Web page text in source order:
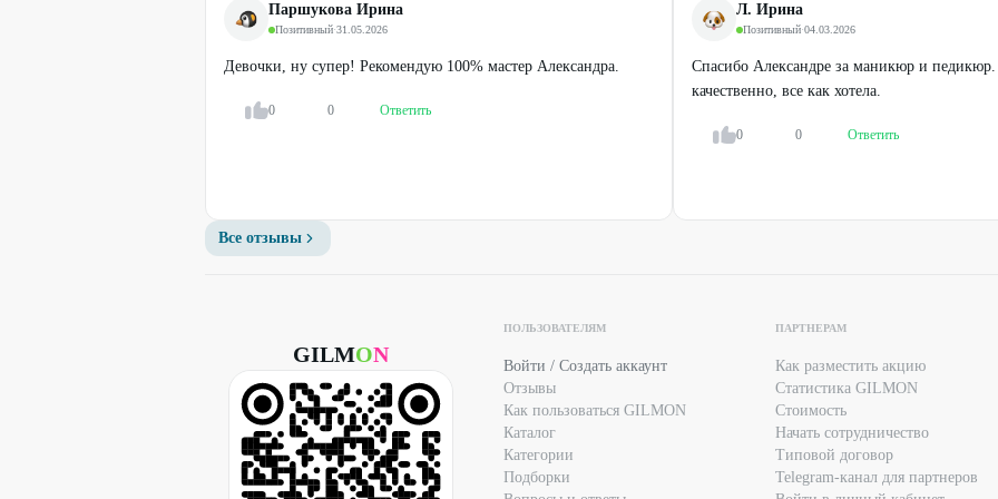
Мелирование волос
ДО50% ДО44%
Паршукова Ирина
Позитивный·31.05.2026
Девочки, ну супер! Рекомендую 100% мастер Александра.
0 0 Ответить
Л. Ирина
Позитивный·04.03.2026
Спасибо Александре за маникюр и педикюр.
качественно, все как хотела.
0 0 Ответить
Все отзывы
GILMON
ПОЛЬЗОВАТЕЛЯМ
Войти / Создать аккаунт
Отзывы
Как пользоваться GILMON
Каталог
Категории
Подборки
ПАРТНЕРАМ
Как разместить акцию
Статистика GILMON
Стоимость
Начать сотрудничество
Типовой договор
Telegram-канал для партнеров